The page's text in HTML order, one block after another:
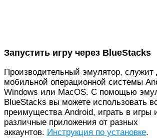
Запустить игру через BlueStacks
Производительный эмулятор, служит
мобильной операционной системы
Windows или MacOS. С помощью
BlueStacks вы можете использовать
преимущества Android, играть в игры
различные приложения от разных
аккаунтов. Инструкция по установке.